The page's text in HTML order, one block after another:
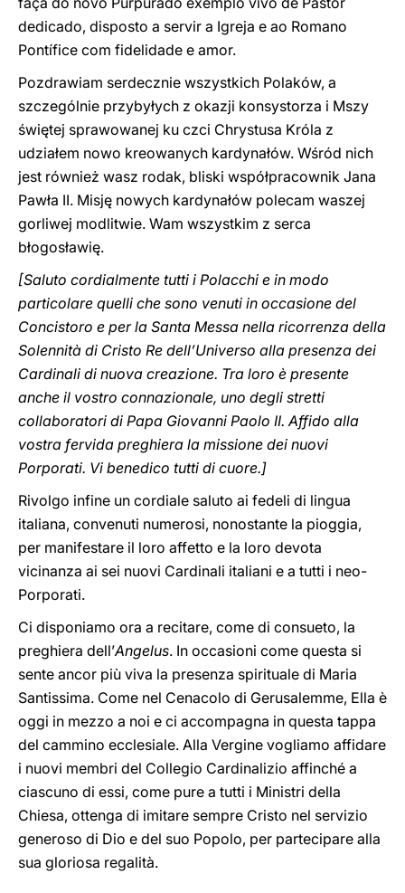
dedicado, disposto a servir a Igreja e ao Romano
Pontífice com fidelidade e amor.
Pozdrawiam serdecznie wszystkich Polaków, a
szczególnie przybyłych z okazji konsystorza i Mszy
świętej sprawowanej ku czci Chrystusa Króla z
udziałem nowo kreowanych kardynałów. Wśród nich
jest również wasz rodak, bliski współpracownik Jana
Pawła II. Misję nowych kardynałów polecam waszej
gorliwej modlitwie. Wam wszystkim z serca
błogosławię.
[Saluto cordialmente tutti i Polacchi e in modo
particolare quelli che sono venuti in occasione del
Concistoro e per la Santa Messa nella ricorrenza della
Solennità di Cristo Re dell’Universo alla presenza dei
Cardinali di nuova creazione. Tra loro è presente
anche il vostro connazionale, uno degli stretti
collaboratori di Papa Giovanni Paolo II. Affido alla
vostra fervida preghiera la missione dei nuovi
Porporati. Vi benedico tutti di cuore.]
Rivolgo infine un cordiale saluto ai fedeli di lingua
italiana, convenuti numerosi, nonostante la pioggia,
per manifestare il loro affetto e la loro devota
vicinanza ai sei nuovi Cardinali italiani e a tutti i neo-
Porporati.
Ci disponiamo ora a recitare, come di consueto, la
preghiera dell’Angelus. In occasioni come questa si
sente ancor più viva la presenza spirituale di Maria
Santissima. Come nel Cenacolo di Gerusalemme, Ella è
oggi in mezzo a noi e ci accompagna in questa tappa
del cammino ecclesiale. Alla Vergine vogliamo affidare
i nuovi membri del Collegio Cardinalizio affinché a
ciascuno di essi, come pure a tutti i Ministri della
Chiesa, ottenga di imitare sempre Cristo nel servizio
generoso di Dio e del suo Popolo, per partecipare alla
sua gloriosa regalità.